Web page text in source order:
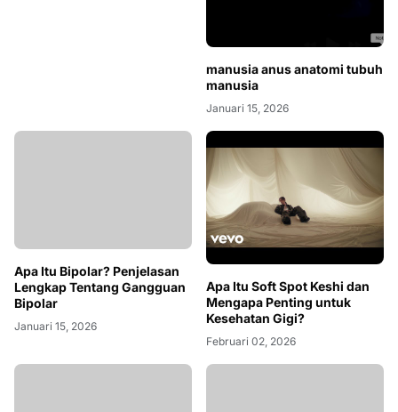
manusia anus anatomi tubuh
manusia
Januari 15, 2026
Apa Itu Bipolar? Penjelasan
Lengkap Tentang Gangguan
Bipolar
Januari 15, 2026
Apa Itu Soft Spot Keshi dan
Mengapa Penting untuk
Kesehatan Gigi?
Februari 02, 2026